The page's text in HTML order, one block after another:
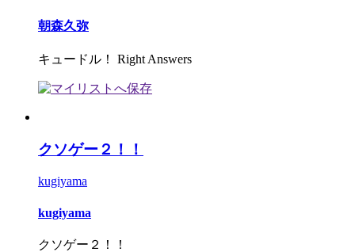
朝森久弥
キュードル！ Right Answers
クソゲー２！！
kugiyama
kugiyama
クソゲー２！！